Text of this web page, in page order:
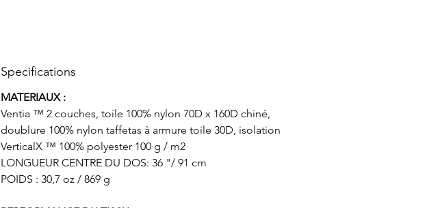
Specifications
MATERIAUX :
Ventia ™ 2 couches, toile 100% nylon 70D x 160D chiné,
doublure 100% nylon taffetas à armure toile 30D, isolation
VerticalX ™ 100% polyester 100 g / m2
LONGUEUR CENTRE DU DOS: 36 "/ 91 cm
POIDS : 30,7 oz / 869 g